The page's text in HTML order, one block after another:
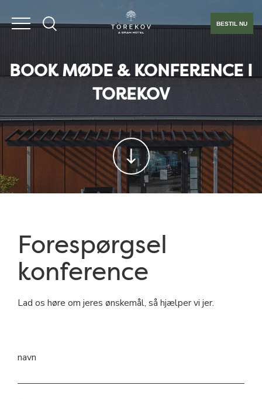
BESTIL NU
BOOK MØDE & KONFERENCE I
TOREKOV
Forespørgsel
konference
Lad os høre om jeres ønskemål, så hjælper vi jer.
navn